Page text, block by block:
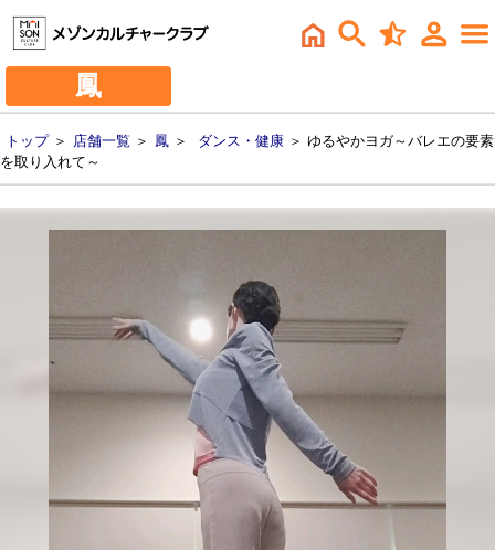
鳳
トップ＞ 店舗一覧 ＞ 鳳 ＞ ダンス・健康 ＞ ゆるやかヨガ～バレエの要素
を取り入れて～